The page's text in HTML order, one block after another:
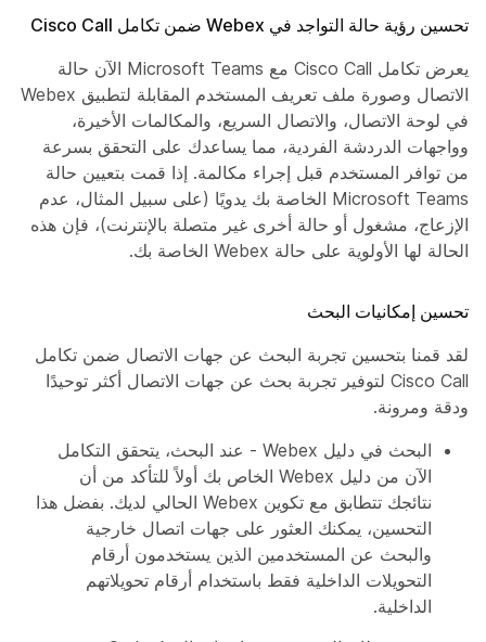
تحسين رؤية حالة التواجد في Webex ضمن تكامل Cisco Call
يعرض تكامل Cisco Call مع Microsoft Teams الآن حالة
الاتصال وصورة ملف تعريف المستخدم المقابلة لتطبيق Webex
في لوحة الاتصال، والاتصال السريع، والمكالمات الأخيرة،
وواجهات الدردشة الفردية، مما يساعدك على التحقق بسرعة
من توافر المستخدم قبل إجراء مكالمة. إذا قمت بتعيين حالة
Microsoft Teams الخاصة بك يدويًا (على سبيل المثال، عدم
الإزعاج، مشغول أو حالة أخرى غير متصلة بالإنترنت)، فإن هذه
الحالة لها الأولوية على حالة Webex الخاصة بك.
تحسين إمكانيات البحث
لقد قمنا بتحسين تجربة البحث عن جهات الاتصال ضمن تكامل
Cisco Call لتوفير تجربة بحث عن جهات الاتصال أكثر توحيدًا
ودقة ومرونة.
البحث في دليل Webex - عند البحث، يتحقق التكامل
الآن من دليل Webex الخاص بك أولاً للتأكد من أن
نتائجك تتطابق مع تكوين Webex الحالي لديك. بفضل هذا
التحسين، يمكنك العثور على جهات اتصال خارجية
والبحث عن المستخدمين الذين يستخدمون أرقام
التحويلات الداخلية فقط باستخدام أرقام تحويلاتهم
الداخلية.